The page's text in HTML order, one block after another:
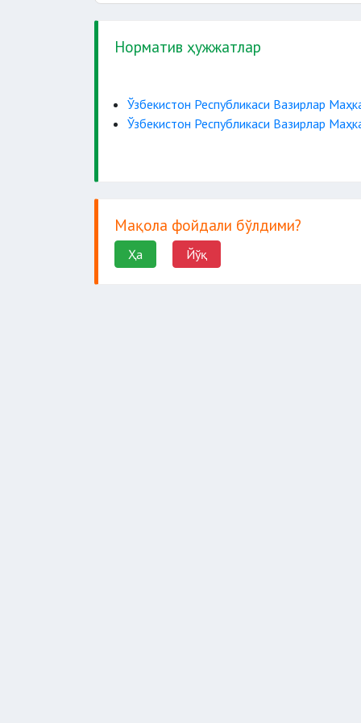
Норматив ҳужжатлар
Ўзбекистон Республикаси Вазирлар
Ўзбекистон Республикаси Вазирлар
Мақола фойдали бўлдими?
Ҳа Йўқ